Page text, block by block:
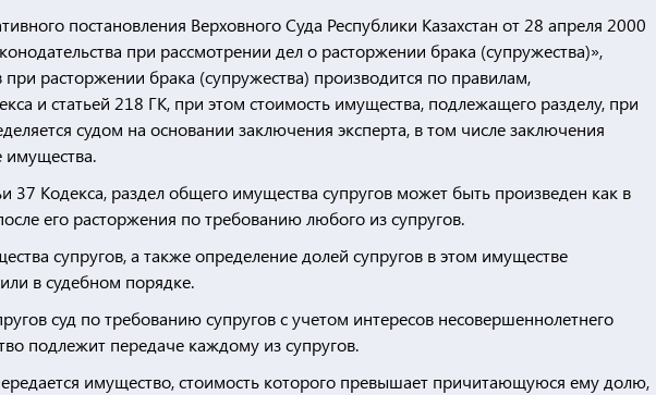
постановления Верховного Суда Республики Казахстан от 28 апреля 2000
при рассмотрении дел о расторжении брака (супружества)»,
расторжении брака (супружества) производится по правилам,
и статьей 218 ГК, при этом стоимость имущества, подлежащего разделу, при
судом на основании заключения эксперта, в том числе заключения
имущества.
37 Кодекса, раздел общего имущества супругов может быть произведен как в
его расторжения по требованию любого из супругов.
супругов, а также определение долей супругов в этом имуществе
в судебном порядке.
суд по требованию супругов с учетом интересов несовершеннолетнего
подлежит передаче каждому из супругов.
имущество, стоимость которого превышает причитающуюся ему долю,